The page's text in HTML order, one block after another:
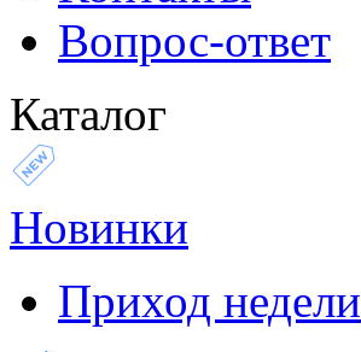
Вопрос-ответ
Каталог
Новинки
Приход недели